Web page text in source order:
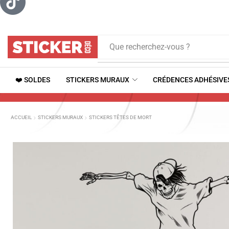
Que recherchez-vous ?
❤️ SOLDES STICKERS MURAUX CRÉDENCES
ACCUEIL STICKERS MURAUX STICKERS TÊTES DE MORT